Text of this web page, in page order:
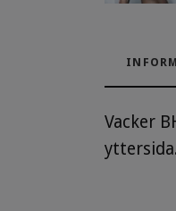
Vacker